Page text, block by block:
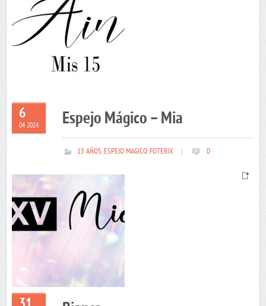
6
04 2024 Espejo Mágico – Mia
15 AÑOS,ESPEJO MAGICO,FOTERIX 0